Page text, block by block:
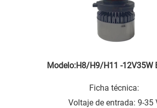
Modelo:H8/H9/H11 -12V35W
Ficha técnica:
Voltaje de entrada: 9-35